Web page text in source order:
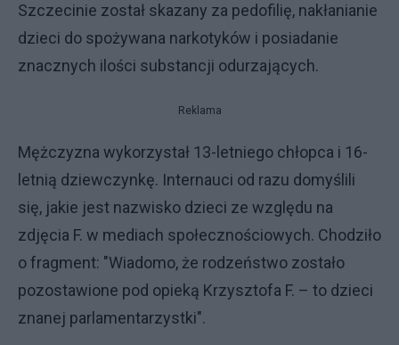
Szczecinie został skazany za pedofilię, nakłanianie
dzieci do spożywana narkotyków i posiadanie
znacznych ilości substancji odurzających.
Reklama
Mężczyzna wykorzystał 13-letniego chłopca i 16-
letnią dziewczynkę. Internauci od razu domyślili
się, jakie jest nazwisko dzieci ze względu na
zdjęcia F. w mediach społecznościowych. Chodziło
o fragment: "Wiadomo, że rodzeństwo zostało
pozostawione pod opieką Krzysztofa F. – to dzieci
znanej parlamentarzystki".